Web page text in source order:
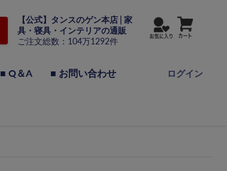
【公式】タンスのゲン本店 | 家
具・寝具・インテリアの通販
ご注文総数：104万1292件
■ Q＆A ■ お問い合わせ ログイン